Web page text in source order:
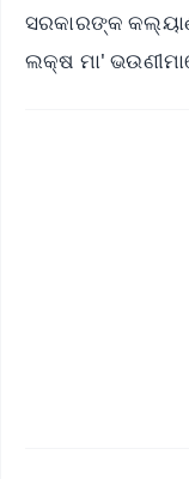
ସରକାରଙ୍କ
ଲକ୍ଷ ମା'